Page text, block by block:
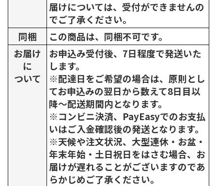
届けについては、受付ができませんの
でご了承ください。
同梱
この商品は、同梱不可です。
お届け
に
ついて
お申込み受付後、7日程度で発送いた
します。
※配達日をご希望の場合は、原則とし
てお申込みの翌日から数えて8日目以
降～配送期間内となります。
※コンビニ決済、PayEasyでのお支払
いはご入金確認後の発送となります。
※天候や注文状況、大型連休・お盆・
年末年始・土日祝日をはさむ場合、お
届けが遅れることがございますのであ
らかじめご了承ください。